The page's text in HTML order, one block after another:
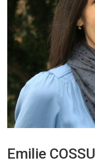
Emilie COSSU